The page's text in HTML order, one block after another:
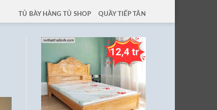
TỦ BÀY HÀNG TỦ SHOP QUẦY TIẾP TÂN